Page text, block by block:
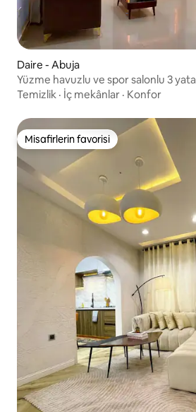
Daire - Abuja
Yüzme havuzlu ve spor salonlu 3
ortam.
Temizlik · İç mekânlar · Konfor
Misafirlerin favorisi
Misafirlerin favorisi